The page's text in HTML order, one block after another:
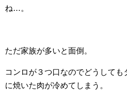
ね…。
ただ家族が多いと面倒。
コンロが３つ口なのでどうして
に焼いた肉が冷めてしまう。